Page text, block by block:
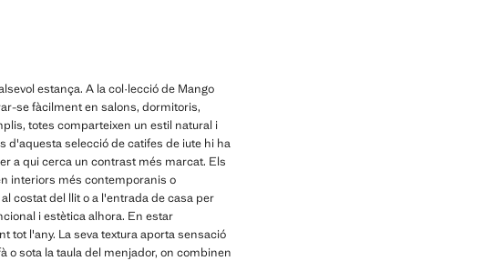
estança. A la col·lecció de Mango
se fàcilment en salons, dormitoris,
totes comparteixen un estil natural i
d'aquesta selecció de catifes de iute hi ha
a qui cerca un contrast més marcat. Els
interiors més contemporanis o
costat del llit o a l'entrada de casa per
i estètica alhora. En estar
l'any. La seva textura aporta sensació
o sota la taula del menjador, on combinen